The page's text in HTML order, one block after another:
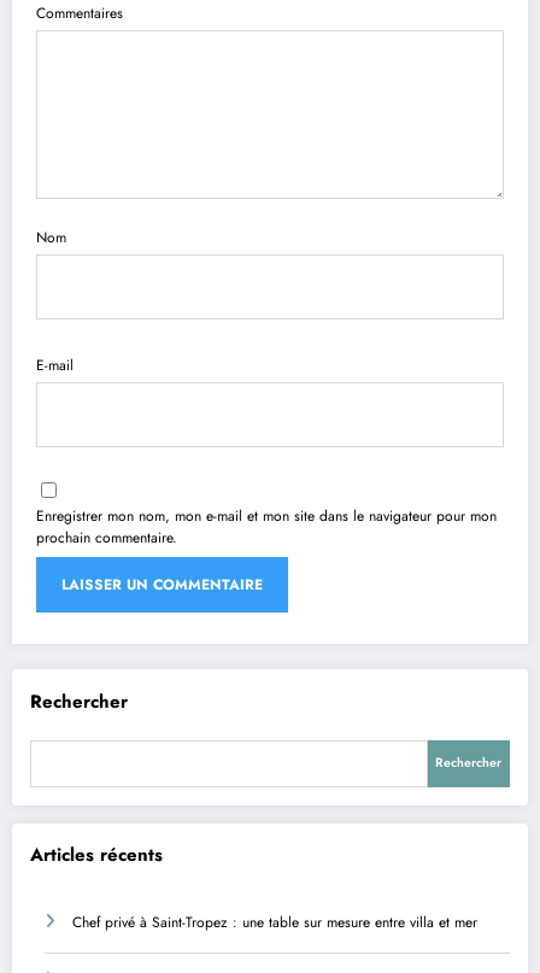
Commentaires
Nom
E-mail
Enregistrer mon nom, mon e-mail et mon site dans le navigateur pour mon
prochain commentaire.
Rechercher
Rechercher
Articles récents
Chef privé à Saint-Tropez : une table sur mesure entre villa et mer